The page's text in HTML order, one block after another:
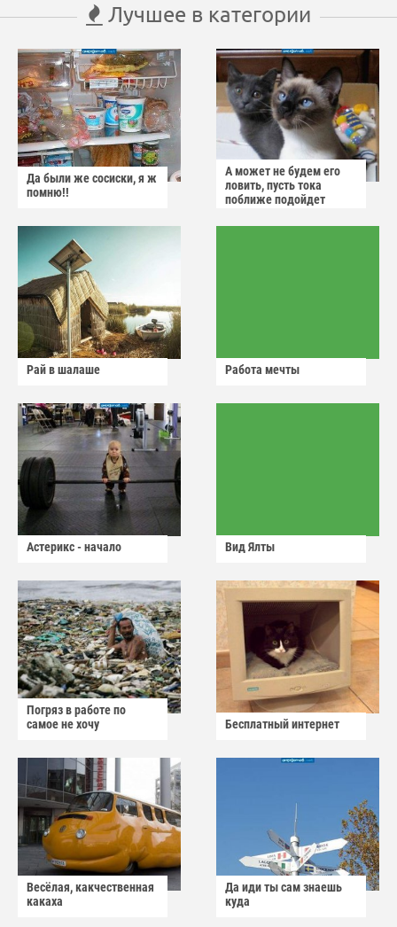
Лучшее в категории
Да были же сосиски, я ж
помню!!
А может не будем его
ловить, пусть тока
поближе подойдет
Рай в шалаше Работа мечты
Астерикс - начало Вид Ялты
Погряз в работе по
самое не хочу
Бесплатный интернет
Весёлая, какчественная
какаха
Да иди ты сам знаешь
куда